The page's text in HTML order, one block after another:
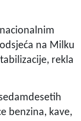
na Milku
rekla
benzina, kave,